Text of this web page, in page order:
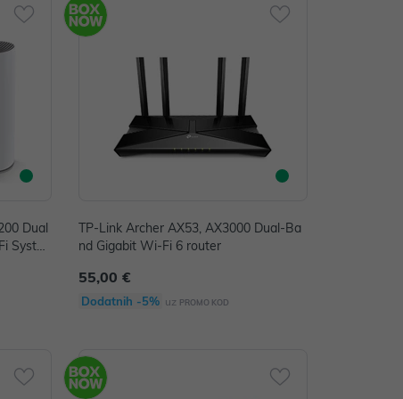
Dual
Syste
TP-Link Archer AX53, AX3000 Dual-Ba
nd Gigabit Wi-Fi 6 router
55,00 €
Dodatnih -5% uz PROMO KOD